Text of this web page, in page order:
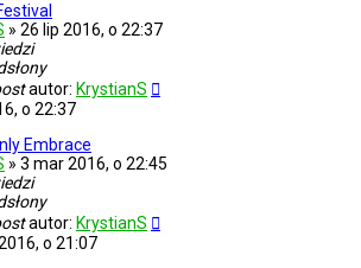
» 26 lip 2016, o 22:37
autor: KrystianS
o 22:37
Embrace
» 3 mar 2016, o 22:45
autor: KrystianS
o 21:07